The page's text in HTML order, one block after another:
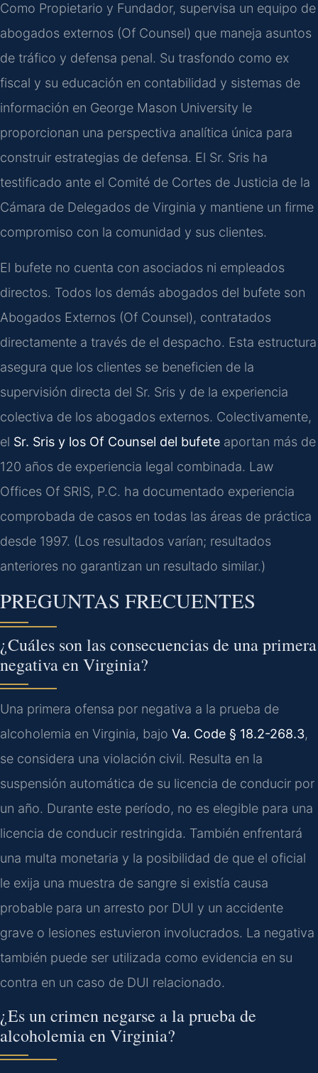
Como Propietario y Fundador, supervisa un equipo de
abogados externos (Of Counsel) que maneja asuntos
de tráfico y defensa penal. Su trasfondo como ex
fiscal y su educación en contabilidad y sistemas de
información en George Mason University le
proporcionan una perspectiva analítica única para
construir estrategias de defensa. El Sr. Sris ha
testificado ante el Comité de Cortes de Justicia de la
Cámara de Delegados de Virginia y mantiene un firme
compromiso con la comunidad y sus clientes.
El bufete no cuenta con asociados ni empleados
directos. Todos los demás abogados del bufete son
Abogados Externos (Of Counsel), contratados
directamente a través de el despacho. Esta estructura
asegura que los clientes se beneficien de la
supervisión directa del Sr. Sris y de la experiencia
colectiva de los abogados externos. Colectivamente,
el Sr. Sris y los Of Counsel del bufete aportan más de
120 años de experiencia legal combinada. Law
Offices Of SRIS, P.C. ha documentado experiencia
comprobada de casos en todas las áreas de práctica
desde 1997. (Los resultados varían; resultados
anteriores no garantizan un resultado similar.)
PREGUNTAS FRECUENTES
¿Cuáles son las consecuencias de una primera
negativa en Virginia?
Una primera ofensa por negativa a la prueba de
alcoholemia en Virginia, bajo Va. Code § 18.2-268.3,
se considera una violación civil. Resulta en la
suspensión automática de su licencia de conducir por
un año. Durante este período, no es elegible para una
licencia de conducir restringida. También enfrentará
una multa monetaria y la posibilidad de que el oficial
le exija una muestra de sangre si existía causa
probable para un arresto por DUI y un accidente
grave o lesiones estuvieron involucrados. La negativa
también puede ser utilizada como evidencia en su
contra en un caso de DUI relacionado.
¿Es un crimen negarse a la prueba de
alcoholemia en Virginia?